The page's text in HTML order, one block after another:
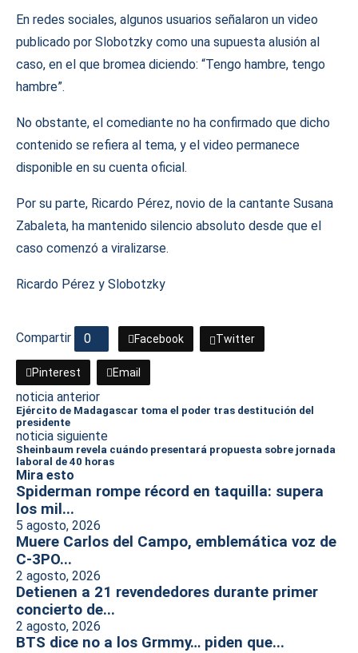
En redes sociales, algunos usuarios señalaron un video
publicado por Slobotzky como una supuesta alusión al
caso, en el que bromea diciendo: “Tengo hambre, tengo
hambre”.
No obstante, el comediante no ha confirmado que dicho
contenido se refiera al tema, y el video permanece
disponible en su cuenta oficial.
Por su parte, Ricardo Pérez, novio de la cantante Susana
Zabaleta, ha mantenido silencio absoluto desde que el
caso comenzó a viralizarse.
Ricardo Pérez y Slobotzky
Compartir 0 Facebook Twitter
Pinterest Email
noticia anterior
Ejército de Madagascar toma el poder tras destitución del
presidente
noticia siguiente
Sheinbaum revela cuándo presentará propuesta sobre jornada
laboral de 40 horas
Mira esto
Spiderman rompe récord en taquilla: supera
los mil...
5 agosto, 2026
Muere Carlos del Campo, emblemática voz de
C-3PO...
2 agosto, 2026
Detienen a 21 revendedores durante primer
concierto de...
2 agosto, 2026
BTS dice no a los Grmmy… piden que...